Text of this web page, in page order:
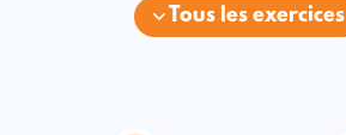
Tous les exercices